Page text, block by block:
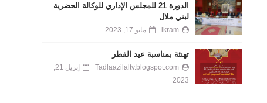
الدورة 21 للمجلس الإداري للوكالة الحضرية
لبني ملال
ikram مايو 17, 2023
تهنئة بمناسبة عيد الفطر
Tadlaazilaltv.blogspot.com
إبريل 21,
2023